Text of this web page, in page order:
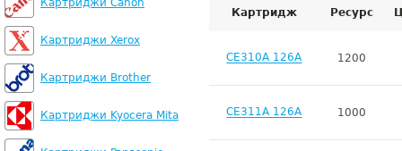
Картриджи Canon
Картриджи Xerox
Картриджи Brother
Картриджи Kyocera Mita
Картридж Ресурс
CE310A 126A 1200
CE311A 126A 1000